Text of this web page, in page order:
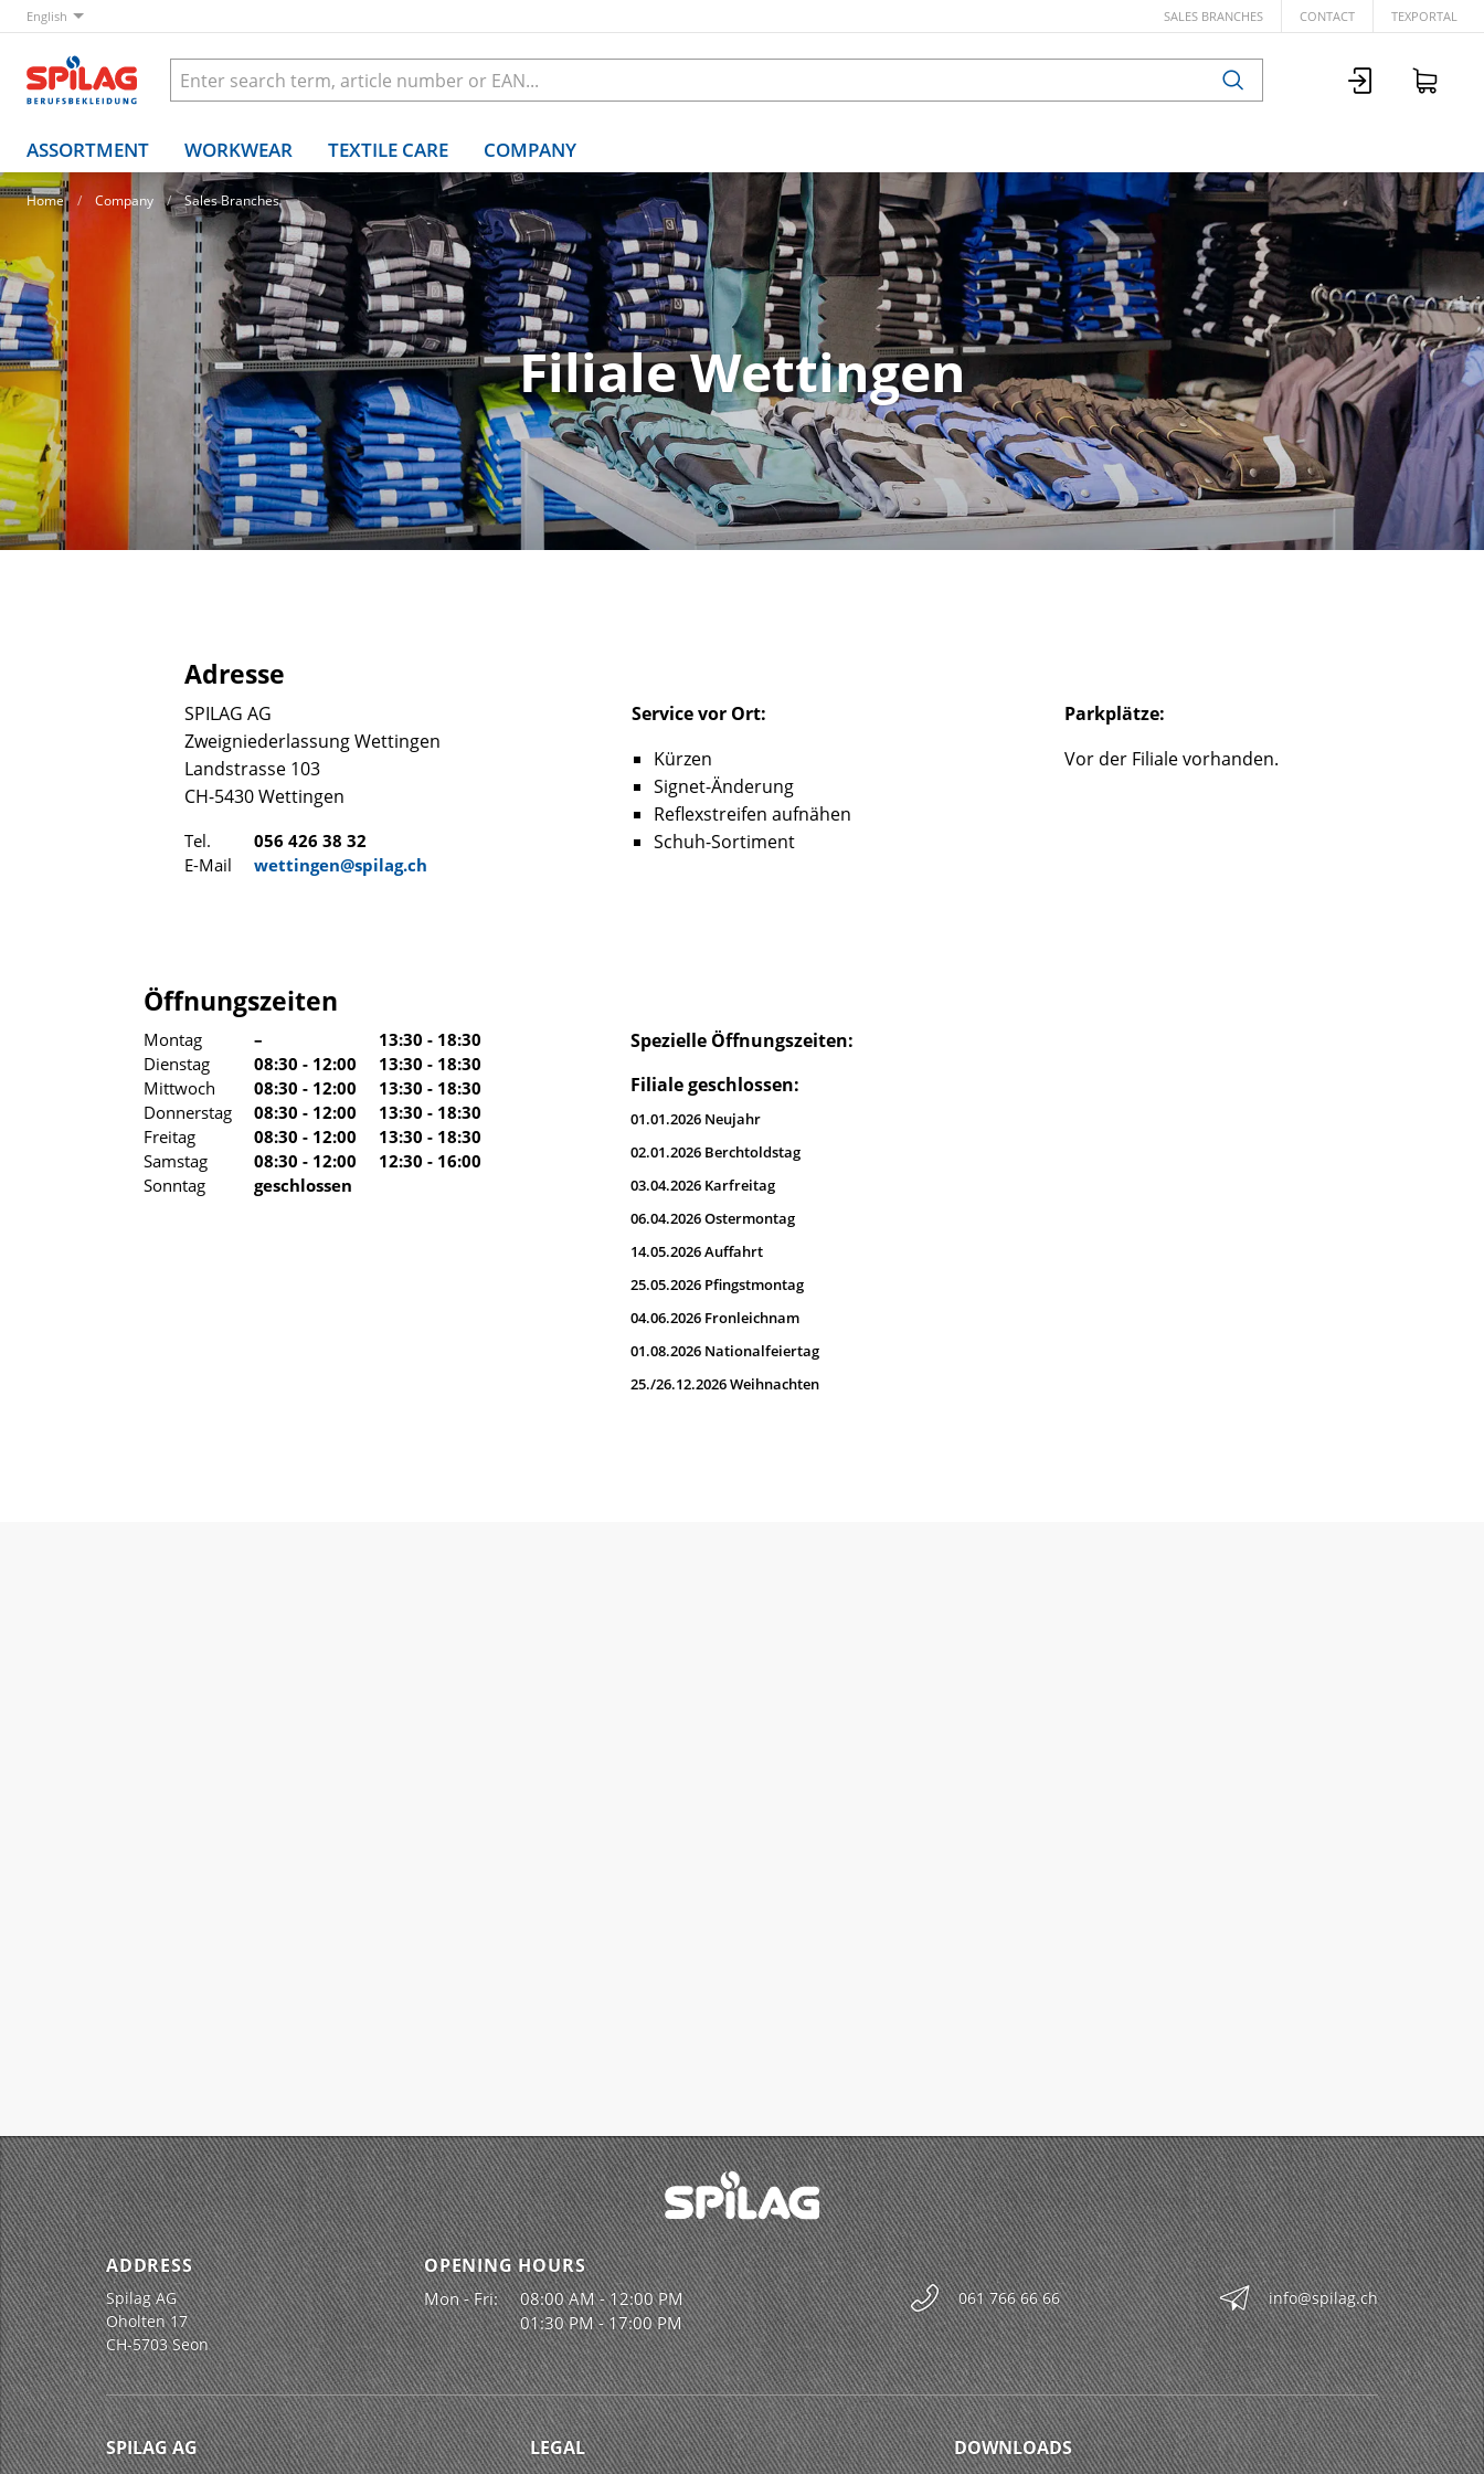
English SALES BRANCHES CONTACT TEXPORTAL
ASSORTMENT WORKWEAR TEXTILE CARE COMPANY
Home Company Sales Branches
Filiale Wettingen
Adresse
SPILAG AG
Zweigniederlassung Wettingen
Landstrasse 103
CH-5430 Wettingen
Tel.
056 426 38 32
E-Mail
wettingen@spilag.ch
Service vor Ort:
Kürzen
Signet-Änderung
Reflexstreifen aufnähen
Schuh-Sortiment
Parkplätze:
Vor der Filiale vorhanden.
Öffnungszeiten
Montag –
13:30 - 18:30
Dienstag
08:30 - 12:00
13:30 - 18:30
Mittwoch
08:30 - 12:00
13:30 - 18:30
Donnerstag
08:30 - 12:00
13:30 - 18:30
Freitag
08:30 - 12:00
13:30 - 18:30
Samstag
08:30 - 12:00
12:30 - 16:00
Sonntag
geschlossen
Spezielle Öffnungszeiten:
Filiale geschlossen:
01.01.2026 Neujahr
02.01.2026 Berchtoldstag
03.04.2026 Karfreitag
06.04.2026 Ostermontag
14.05.2026 Auffahrt
25.05.2026 Pfingstmontag
04.06.2026 Fronleichnam
01.08.2026 Nationalfeiertag
25./26.12.2026 Weihnachten
ADDRESS
Spilag AG
Oholten 17
CH-5703 Seon
OPENING HOURS
Mon - Fri:
08:00 AM - 12:00 PM
01:30 PM - 17:00 PM
061 766 66 66 info@spilag.ch
SPILAG AG LEGAL DOWNLOADS